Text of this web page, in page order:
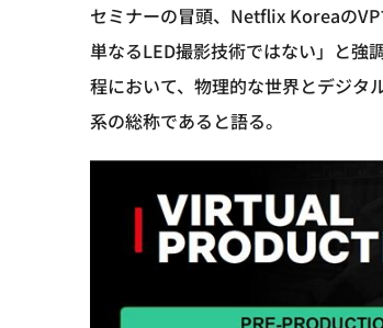
セミナーの冒頭、Netflix Koreaの
単なるLED撮影技術ではない」と強
程において、物理的な世界とデジタ
系の総称であると語る。